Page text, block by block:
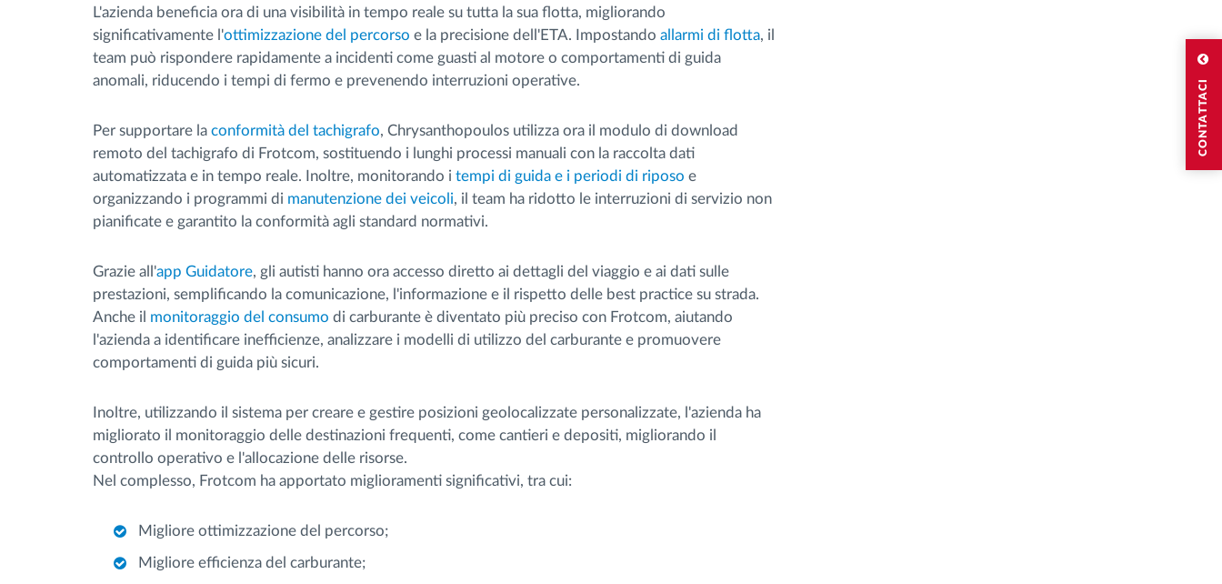
CONTATTACI
L'azienda beneficia ora di una visibilità in tempo reale su tutta la sua flotta, migliorando
significativamente l'ottimizzazione del percorso e la precisione dell'ETA. Impostando allarmi di flotta, il
team può rispondere rapidamente a incidenti come guasti al motore o comportamenti di guida
anomali, riducendo i tempi di fermo e prevenendo interruzioni operative.
Per supportare la conformità del tachigrafo, Chrysanthopoulos utilizza ora il modulo di download
remoto del tachigrafo di Frotcom, sostituendo i lunghi processi manuali con la raccolta dati
automatizzata e in tempo reale. Inoltre, monitorando i tempi di guida e i periodi di riposo e
organizzando i programmi di manutenzione dei veicoli, il team ha ridotto le interruzioni di servizio non
pianificate e garantito la conformità agli standard normativi.
Grazie all'app Guidatore, gli autisti hanno ora accesso diretto ai dettagli del viaggio e ai dati sulle
prestazioni, semplificando la comunicazione, l'informazione e il rispetto delle best practice su strada.
Anche il monitoraggio del consumo di carburante è diventato più preciso con Frotcom, aiutando
l'azienda a identificare inefficienze, analizzare i modelli di utilizzo del carburante e promuovere
comportamenti di guida più sicuri.
Inoltre, utilizzando il sistema per creare e gestire posizioni geolocalizzate personalizzate, l'azienda ha
migliorato il monitoraggio delle destinazioni frequenti, come cantieri e depositi, migliorando il
controllo operativo e l'allocazione delle risorse.
Nel complesso, Frotcom ha apportato miglioramenti significativi, tra cui:
Migliore ottimizzazione del percorso;
Migliore efficienza del carburante;